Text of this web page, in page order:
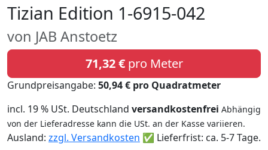
Tizian Edition 1-6915-042
von JAB Anstoetz
71,32 €pro Meter
Grundpreisangabe: 50,94 € pro Quadratmeter
incl. 19 % USt. Deutschland versandkostenfrei Abhängig
von der Lieferadresse kann die USt. an der Kasse variieren.
Ausland: zzgl. Versandkosten ✅ Lieferfrist: ca. 5-7 Tage.